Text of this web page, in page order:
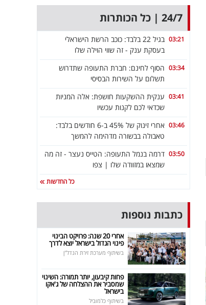
24/7 | כל הכותרות
03:21
בגיל 22 בלבד: כוכב הרשת הישראלי
בעסקת ענק - זה שווי הוילה שלו
03:34 הסוף לחינם: חברת התעופה שתדרוש
תשלום על השירות הבסיסי
03:41 ענקית ההשקעות חושפת: אלה המניות
שכדאי לכם לקנות עכשיו
03:46
אחרי זינוק של 45% ב-6 חודשים בלבד:
טאבולה בבשורה מדהימה להמשך
03:50 דרמה בנמל התעופה: הטייס נעצר - זה מה
שמצאו במזוודה שלו | צפו
כל החדשות
כתבות נוספות
אחרי 20 שנה: פרויקט הבינוי
פינוי הגדול בישראל יוצא לדרך
בשיתוף מערכת זירת הנדל"ן
פחות קיבעון, יותר תמורה: השינוי
שמסביר את ההצלחה של ג'אקו
בישראל
בשיתוף כלמוביל